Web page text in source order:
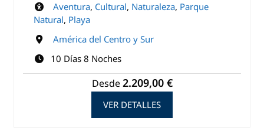
Aventura, Cultural, Naturaleza, Parque
Natural, Playa
América del Centro y Sur
10 Días 8 Noches
Desde 2.209,00 €
VER DETALLES